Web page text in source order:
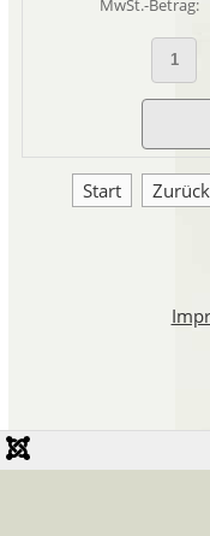
MwSt.-Betrag:
Start Zurück